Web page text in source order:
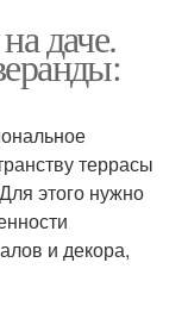
даче.
террасы
этого нужно
и декора,